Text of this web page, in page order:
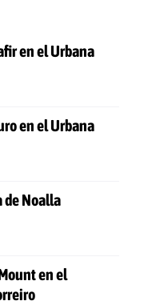
en el Urbana
en el Urbana
de Noalla
en el